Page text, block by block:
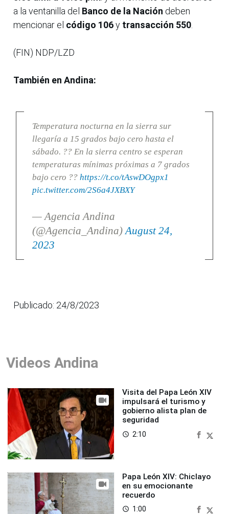
a la ventanilla del Banco de la Nación deben
mencionar el código 106y transacción 550
(FIN) NDP/LZD
También en Andina:
Temperatura nocturna en la sierra sur
llegaría a 15 grados bajo cero hasta el
sábado. ?? En la sierra centro se esperan
temperaturas mínimas próximas a 7 grados
bajo cero ?? https://t.co/tAswDOgpx1
pic.twitter.com/2S6a4JXBXY
— Agencia Andina
(@Agencia_Andina) August 24,
2023
Publicado: 24/8/2023
Videos Andina
Visita del Papa León XIV
impulsará el turismo y
gobierno alista plan de
seguridad
access_time 2:10
Papa León XIV: Chiclayo
en su emocionante
recuerdo
access_time 1:00